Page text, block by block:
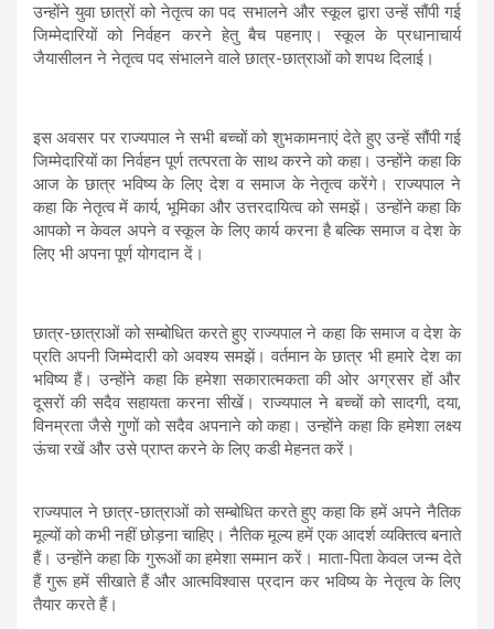
उन्होंने युवा छात्रों को नेतृत्व का पद सभालने और स्कूल द्वारा उन्हें सौंपी गई
जिम्मेदारियों को निर्वहन करने हेतु बैच पहनाए। स्कूल के प्रधानाचार्य
जैयासीलन ने नेतृत्व पद संभालने वाले छात्र-छात्राओं को शपथ दिलाई।
इस अवसर पर राज्यपाल ने सभी बच्चों को शुभकामनाएं देते हुए उन्हें सौंपी गई
जिम्मेदारियों का निर्वहन पूर्ण तत्परता के साथ करने को कहा। उन्होंने कहा कि
आज के छात्र भविष्य के लिए देश व समाज के नेतृत्व करेंगे। राज्यपाल ने
कहा कि नेतृत्व में कार्य, भूमिका और उत्तरदायित्व को समझें। उन्होंने कहा कि
आपको न केवल अपने व स्कूल के लिए कार्य करना है बल्कि समाज व देश के
लिए भी अपना पूर्ण योगदान दें।
छात्र-छात्राओं को सम्बोधित करते हुए राज्यपाल ने कहा कि समाज व देश के
प्रति अपनी जिम्मेदारी को अवश्य समझें। वर्तमान के छात्र भी हमारे देश का
भविष्य हैं। उन्होंने कहा कि हमेशा सकारात्मकता की ओर अग्रसर हों और
दूसरों की सदैव सहायता करना सीखें। राज्यपाल ने बच्चों को सादगी, दया,
विनम्रता जैसे गुणों को सदैव अपनाने को कहा। उन्होंने कहा कि हमेशा लक्ष्य
ऊंचा रखें और उसे प्राप्त करने के लिए कडी मेहनत करें।
राज्यपाल ने छात्र-छात्राओं को सम्बोधित करते हुए कहा कि हमें अपने नैतिक
मूल्यों को कभी नहीं छोड़ना चाहिए। नैतिक मूल्य हमें एक आदर्श व्यक्तित्व बनाते
हैं। उन्होंने कहा कि गुरूओं का हमेशा सम्मान करें। माता-पिता केवल जन्म देते
हैं गुरू हमें सीखाते हैं और आत्मविश्वास प्रदान कर भविष्य के नेतृत्व के लिए
तैयार करते हैं।